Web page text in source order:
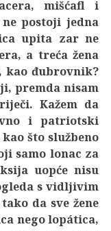
mišćafl i
postoji jedna
upita zar ne
a treća žena
kao đubrovnik?
premda nisam
Kažem da
i patriotski
što službeno
samo lonac za
uopće nisu
s vidljivim
da sve žene
nego lopática,